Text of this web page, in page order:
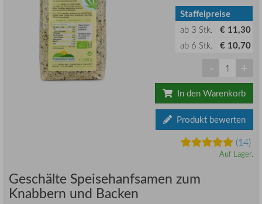
Staffelpreise
ab 3 Stk. € 11,30
ab 6 Stk. € 10,70
- +
In den Warenkorb
Produkt bewerten
(14)
Auf Lager.
Geschälte Speisehanfsamen zum
Knabbern und Backen